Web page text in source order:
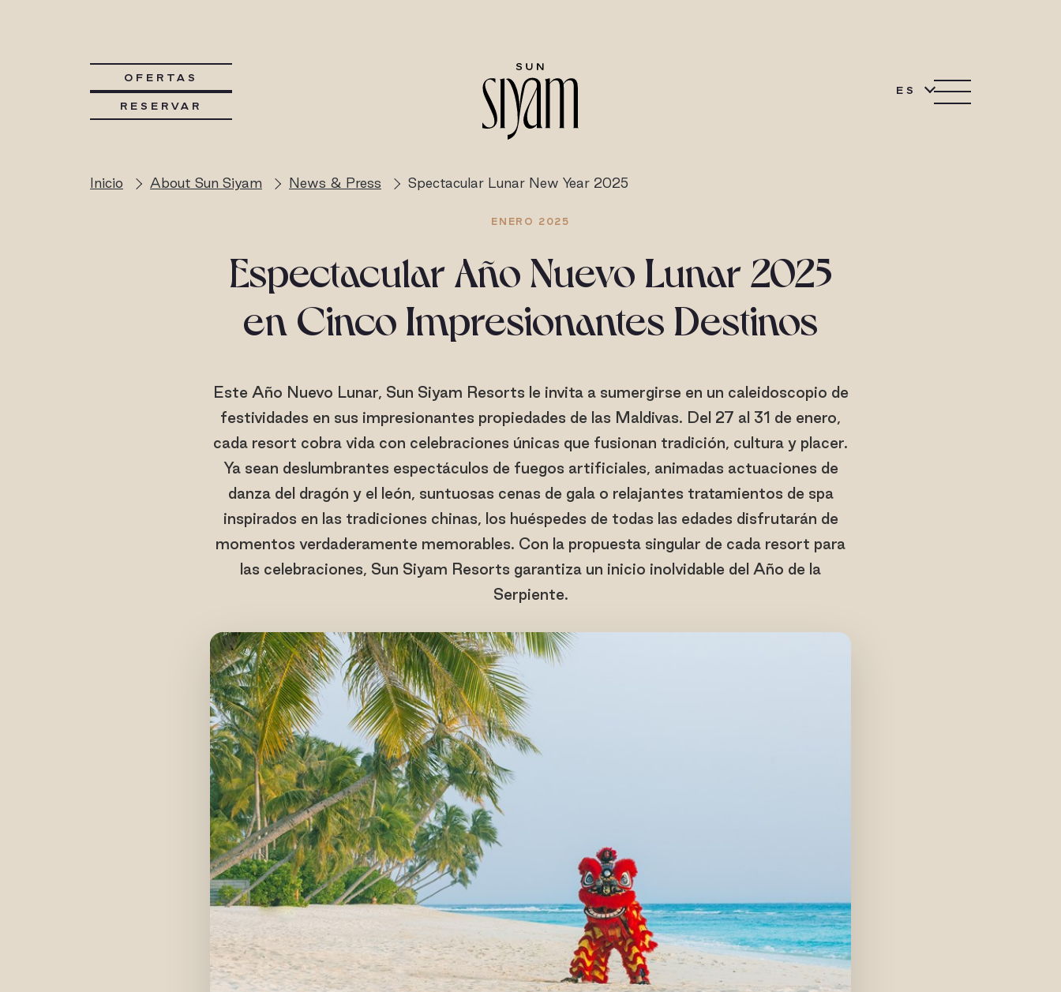
OFERTAS
RESERVAR
ES
Inicio About Sun Siyam News & Press Spectacular Lunar New Year 2025
ENERO 2025
Espectacular Año Nuevo Lunar 2025
en Cinco Impresionantes Destinos
Este Año Nuevo Lunar, Sun Siyam Resorts le invita a sumergirse en un caleidoscopio de
festividades en sus impresionantes propiedades de las Maldivas. Del 27 al 31 de enero,
cada resort cobra vida con celebraciones únicas que fusionan tradición, cultura y placer.
Ya sean deslumbrantes espectáculos de fuegos artificiales, animadas actuaciones de
danza del dragón y el león, suntuosas cenas de gala o relajantes tratamientos de spa
inspirados en las tradiciones chinas, los huéspedes de todas las edades disfrutarán de
momentos verdaderamente memorables. Con la propuesta singular de cada resort para
las celebraciones, Sun Siyam Resorts garantiza un inicio inolvidable del Año de la
Serpiente.